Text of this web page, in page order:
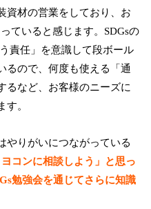
資材の営業をしており、お
ていると感じます。SDGsの
責任」を意識して段ボール
るので、何度も使える「通
るなど、お客様のニーズに
す。
やりがいにつながっている
コンに相談しよう」と思っ
勉強会を通じてさらに知識